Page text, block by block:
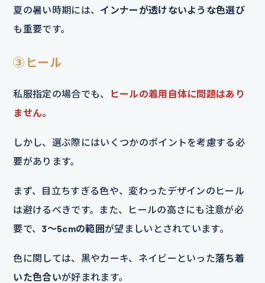
夏の暑い時期には、 インナーが透けないような色選び
も重要です。
③ヒール
私服指定の場合でも、
ヒールの着用自体に問題はあり
ません。
しかし、選ぶ際にはいくつかのポイントを考慮する必
要があります。
まず、目立ちすぎる色や、変わったデザインのヒール
は避けるべきです。また、ヒールの高さにも注意が必
要で、 3～5cmの範囲が望ましいとされています。
色に関しては、黒やカーキ、ネイビーといった落ち着
いた色合いが好まれます。